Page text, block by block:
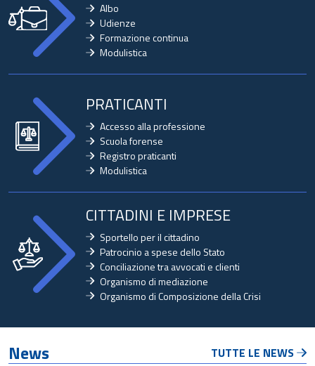
Albo
Udienze
Formazione continua
Modulistica
PRATICANTI
Accesso alla professione
Scuola forense
Registro praticanti
Modulistica
CITTADINI E IMPRESE
Sportello per il cittadino
Patrocinio a spese dello Stato
Conciliazione tra avvocati e clienti
Organismo di mediazione
Organismo di Composizione della Crisi
News TUTTE LE NEWS